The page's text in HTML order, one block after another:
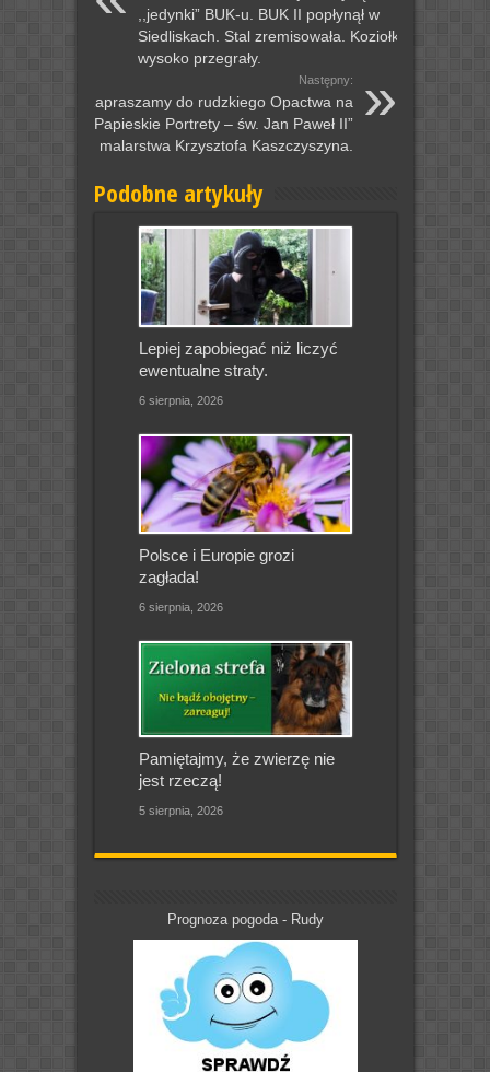
,,jedynki” BUK-u. BUK II popłynął w
Siedliskach. Stal zremisowała. Koziołki
wysoko przegrały.
Następny:
Zapraszamy do rudzkiego Opactwa na
,,Papieskie Portrety – św. Jan Paweł II”
malarstwa Krzysztofa Kaszczyszyna.
Podobne artykuły
Lepiej zapobiegać niż liczyć
ewentualne straty.
6 sierpnia, 2026
Polsce i Europie grozi
zagłada!
6 sierpnia, 2026
Pamiętajmy, że zwierzę nie
jest rzeczą!
5 sierpnia, 2026
Prognoza pogoda - Rudy